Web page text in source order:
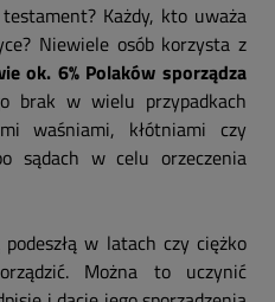
Każdy, kto uważa
Niewiele osób korzysta z
ok. 6% Polaków sporządza
brak w wielu przypadkach
waśniami, kłótniami czy
sądach w celu orzeczenia
w latach czy ciężko
Można to uczynić